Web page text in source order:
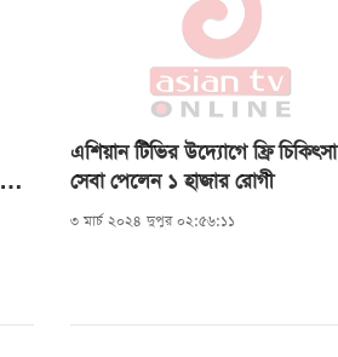
এশিয়ান টিভির উদ্যোগে ফ্রি চিকিৎসা
সেবা পেলেন ১ হাজার রোগী
৩ মার্চ ২০২৪ দুপুর ০২:৫৬:১১